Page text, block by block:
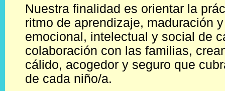
Nuestra finalidad es orientar la
ritmo de aprendizaje, maduración
emocional, intelectual y social de
colaboración con las familias,
cálido, acogedor y seguro que
de cada niño/a.